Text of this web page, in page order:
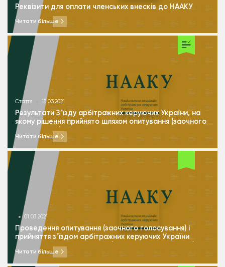
Реквізити для оплати членських внесків до НААКУ
Читати більше
Стаття 18.03.2021
Результати З’їзду арбітражних керуючих України, на
якому рішення прийнято шляхом опитування (заочного
голосування)
Читати більше
01.03.2021
Проведення опитування (заочного голосування) і
прийняття з’їздом арбітражних керуючих України
рішень шляхом опитування (заочного голосування)
Читати більше